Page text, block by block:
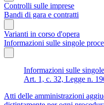
Controlli sulle imprese
Bandi di gara e contratti
Varianti in corso d'opera
Informazioni sulle singole
Informazioni sulle
Art. 1, c. 32, Legge n.
Atti delle amministrazioni